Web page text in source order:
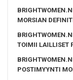
MORSIAN
TOIMII LAILLISET
POSTIMYYNTI